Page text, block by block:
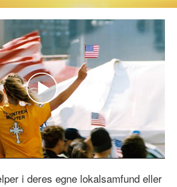
Play
Video
i deres egne lokalsamfund eller